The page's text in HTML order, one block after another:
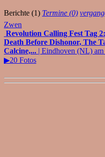
Berichte (1) Termine (0)
Zwen
Revolution Calling Fest Tag
Death Before Dishonor, The
Calcine,... | Eindhoven (NL) am
▶20 Fotos